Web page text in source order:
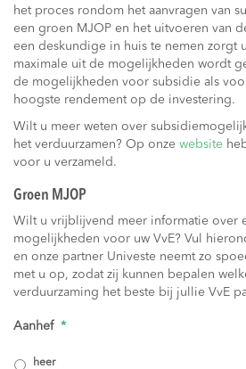
het proces rondom het aanvragen van
een groen MJOP en het uitvoeren van
een deskundige in huis te nemen zorgt
maximale uit de mogelijkheden wordt
de mogelijkheden voor subsidie als
hoogste rendement op de investering.
Wilt u meer weten over
het verduurzamen? Op onze website
voor u verzameld.
Groen MJOP
Wilt u vrijblijvend meer informatie over
mogelijkheden voor uw VvE? Vul
en onze partner Univeste neemt zo
met u op, zodat zij kunnen bepalen
verduurzaming het beste bij jullie VvE
Aanhef *
heer